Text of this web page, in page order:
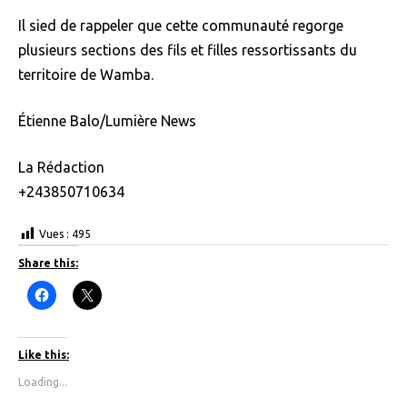
Il sied de rappeler que cette communauté regorge
plusieurs sections des fils et filles ressortissants du
territoire de Wamba.
Étienne Balo/Lumière News
La Rédaction
+243850710634
Vues : 495
Share this:
C
l
k
t
o
h
C
l
Like this:
Loading...